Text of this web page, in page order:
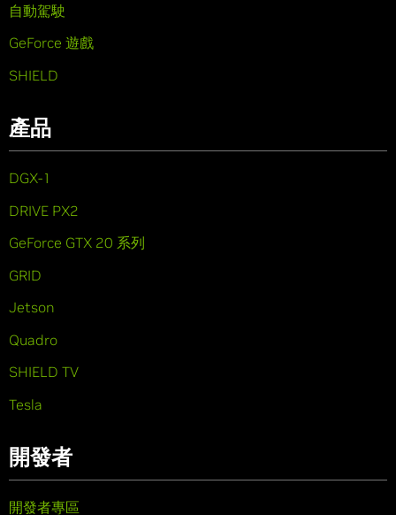
自動駕駛
GeForce 遊戲
SHIELD
產品
DGX-1
DRIVE PX2
GeForce GTX 20 系列
GRID
Jetson
Quadro
SHIELD TV
Tesla
開發者
開發者專區